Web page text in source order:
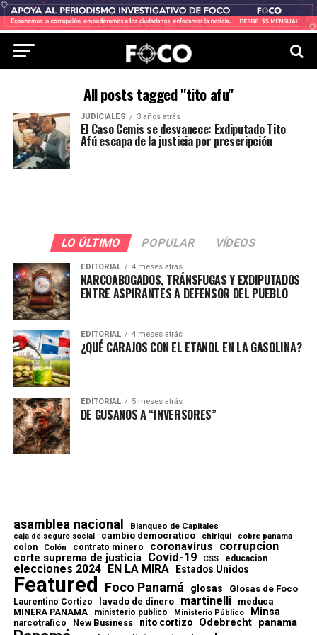
All posts tagged "tito afu"
JUDICIALES 3 años atrás
El Caso Cemis se desvanece: Exdiputado Tito
Afú escapa de la justicia por prescripción
LO ÚLTIMO POPULAR VÍDEOS
EDITORIAL 4 meses atrás
NARCOABOGADOS, TRÁNSFUGAS Y EXDIPUTADOS
ENTRE ASPIRANTES A DEFENSOR DEL PUEBLO
EDITORIAL 4 meses atrás
¿QUÉ CARAJOS CON EL ETANOL EN LA GASOLINA?
EDITORIAL 5 meses atrás
DE GUSANOS A “INVERSORES”
asamblea nacional Blanqueo de Capitales
caja de seguro social cambio democratico chiriqui cobre panama
colon Colón contrato minero coronavirus corrupcion
corte suprema de justicia Covid-19 CSS educacion
elecciones 2024 EN LA MIRA Estados Unidos
Featured Foco Panamá glosas Glosas de Foco
Laurentino Cortizo lavado de dinero martinelli meduca
MINERA PANAMA ministerio publico Ministerio Público Minsa
narcotrafico New Business nito cortizo Odebrecht panama